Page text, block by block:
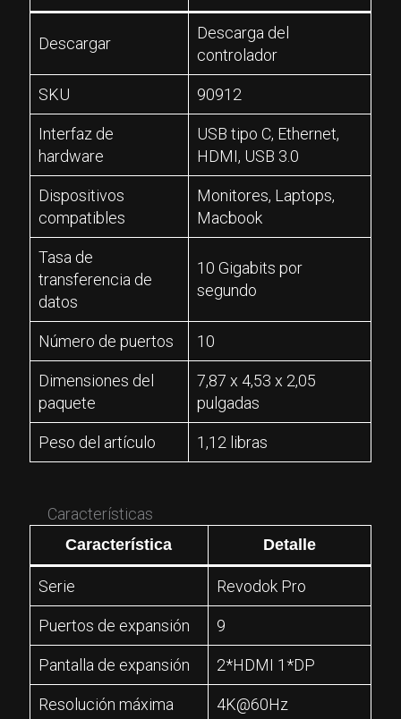
Descargar
Descarga del
controlador
SKU 90912
Interfaz de
hardware
USB tipo C, Ethernet,
HDMI, USB 3.0
Dispositivos
compatibles
Monitores, Laptops,
Macbook
Tasa de
transferencia de
datos
10 Gigabits por
segundo
Número de puertos 10
Dimensiones del
paquete
7,87 x 4,53 x 2,05
pulgadas
Peso del artículo 1,12 libras
Características
Característica Detalle
Serie Revodok Pro
Puertos de expansión 9
Pantalla de expansión 2*HDMI 1*DP
Resolución máxima 4K@60Hz